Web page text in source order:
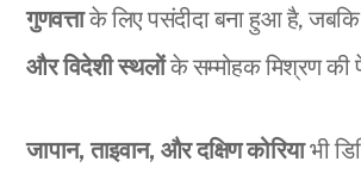
गुणवत्ताके लिए पसंदीदा बना हुआ है,
और विदेशी स्थलोंके सम्मोहक मिश्रण की
जापान, ताइवान, और दक्षिण कोरियाभी